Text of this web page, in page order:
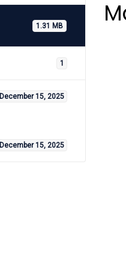
1.31 MB
1
December 15, 2025
December 15, 2025